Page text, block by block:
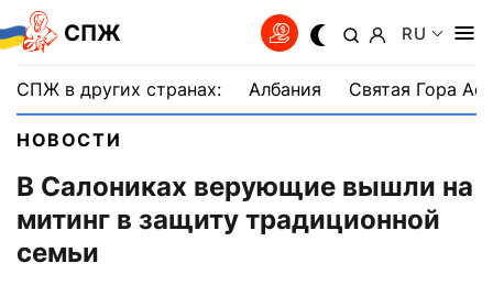
СПЖ RU
СПЖ в других странах: Албания Святая Гора
НОВОСТИ
В Салониках верующие вышли на
митинг в защиту традиционной
семьи